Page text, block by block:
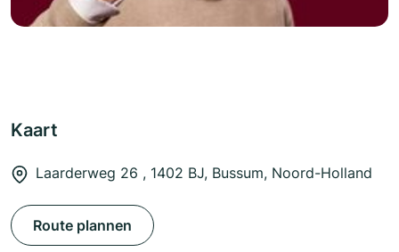
Kaart
Laarderweg 26 , 1402 BJ, Bussum, Noord-Holland
Route plannen